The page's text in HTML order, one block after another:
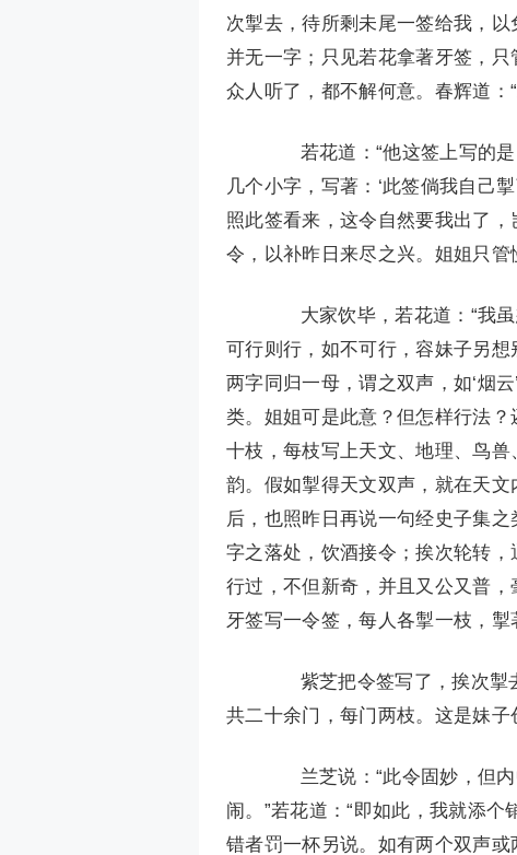
次掣去，待所剩未尾一签给我，
并无一字；只见若花拿著牙签，
众人听了，都不解何意。春辉道：
若花道：“他这签上写的是
几个小字，写著：‘此签倘我自己
照此签看来，这令自然要我出了
令，以补昨日来尽之兴。姐姐只
大家饮毕，若花道：“我虽
可行则行，如不可行，容妹子另想
两字同归一母，谓之双声，如‘烟云
类。姐姐可是此意？但怎样行法
十枝，每枝写上天文、地理、鸟
韵。假如掣得天文双声，就在天
后，也照昨日再说一句经史子集
字之落处，饮酒接令；挨次轮转
行过，不但新奇，并且又公又普，
牙签写一令签，每人各掣一枝，
紫芝把令签写了，挨次掣去
共二十余门，每门两枝。这是妹
兰芝说：“此令固妙，但内
闹。”若花道：“即如此，我就添
错者罚一杯另说。如有两个双声